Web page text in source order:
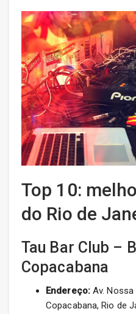
Top 10:
do Rio de
Tau Bar Club –
Copacabana
Endereço:Av. Nossa
Copacabana, Rio de